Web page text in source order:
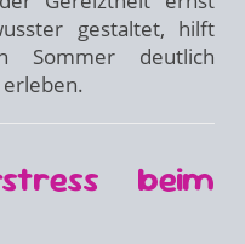
gestaltet, hilft
Sommer deutlich
beim